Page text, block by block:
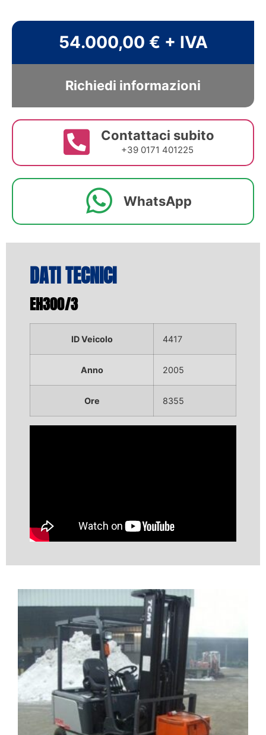
54.000,00 € + IVA
Richiedi informazioni
Contattaci subito
+39 0171 401225
WhatsApp
DATI TECNICI
EH300/3
ID Veicolo 4417
Anno 2005
Ore 8355